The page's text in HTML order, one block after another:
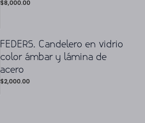
$8,000.00
FEDERS. Candelero en vidrio
color ámbar y lámina de
acero
$2,000.00